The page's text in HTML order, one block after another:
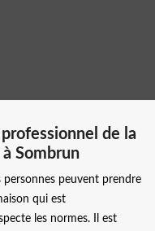
de la
Sombrun
personnes peuvent prendre
qui est
les normes. Il est